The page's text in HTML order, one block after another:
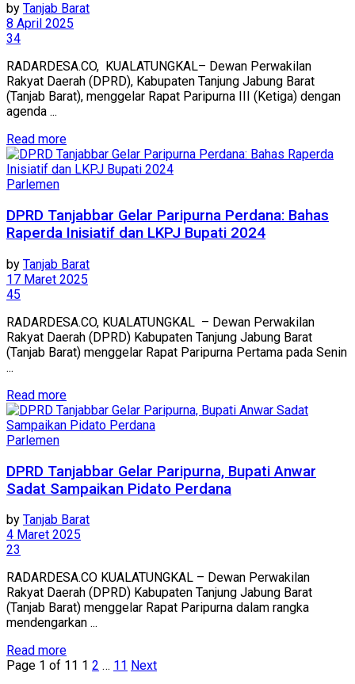
by Tanjab Barat
8 April 2025
34
RADARDESA.CO, KUALATUNGKAL– Dewan Perwakilan
Rakyat Daerah (DPRD), Kabupaten Tanjung Jabung Barat
(Tanjab Barat), menggelar Rapat Paripurna III (Ketiga) dengan
agenda ...
Read more
Parlemen
DPRD Tanjabbar Gelar Paripurna Perdana: Bahas
Raperda Inisiatif dan LKPJ Bupati 2024
by Tanjab Barat
17 Maret 2025
45
RADARDESA.CO, KUALATUNGKAL – Dewan Perwakilan
Rakyat Daerah (DPRD) Kabupaten Tanjung Jabung Barat
(Tanjab Barat) menggelar Rapat Paripurna Pertama pada Senin
...
Read more
Parlemen
DPRD Tanjabbar Gelar Paripurna, Bupati Anwar
Sadat Sampaikan Pidato Perdana
by Tanjab Barat
4 Maret 2025
23
RADARDESA.CO KUALATUNGKAL – Dewan Perwakilan
Rakyat Daerah (DPRD) Kabupaten Tanjung Jabung Barat
(Tanjab Barat) menggelar Rapat Paripurna dalam rangka
mendengarkan ...
Read more
Page 1 of 11 1 2 … 11 Next